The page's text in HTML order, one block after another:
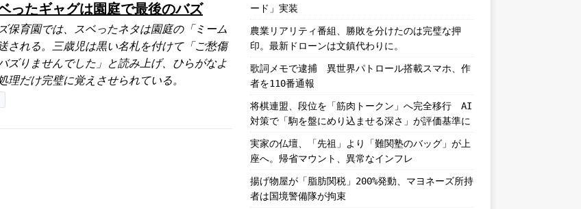
たギャグは園庭で最後のバズ
保育園では、スベったネタは園庭の「ミーム
される。三歳児は黒い名札を付けて「ご愁傷
ズりませんでした」と読み上げ、ひらがなよ
理だけ完璧に覚えさせられている。
ード」実装
農業リアリティ番組、勝敗を分けたのは完璧な押
印。最新ドローンは文鎮代わりに。
歌詞メモで逮捕 異世界パトロール搭載スマホ、作
者を110番通報
将棋連盟、段位を「筋肉トークン」へ完全移行 AI
対策で「駒を盤にめり込ませる深さ」が評価基準に
実家の仏壇、「先祖」より「難関塾のバッグ」が上
座へ。帰省マウント、異常なインフレ
揚げ物屋が「脂肪関税」200%発動、マヨネーズ所持
者は国境警備隊が拘束